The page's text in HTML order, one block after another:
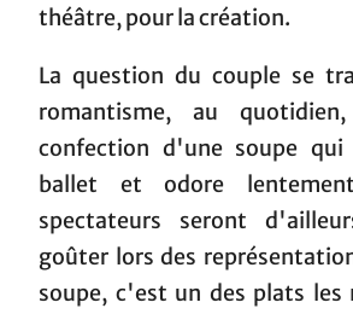
théâtre, pour la création.
La question du couple se
romantisme, au
confection d'une soupe
ballet et odore
spectateurs seront
goûter lors des
soupe, c'est un des plats les